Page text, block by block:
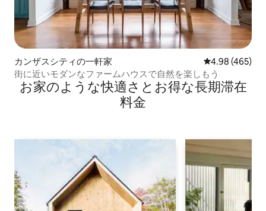
カンザスシティの一軒家 レビュー465
4.98 (465)
街に近いモダンなファームハウスで自然を楽しもう
お家のような快⁠適⁠さ⁠とお⁠得⁠な長⁠期⁠滞⁠在
料⁠金